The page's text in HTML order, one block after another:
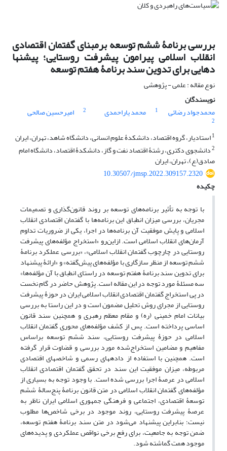
بررسی برنامۀ ششم توسعه برمبنای گفتمان اقتصادی
انقلاب اسلامی پیرامون پیشرفت روستایی؛ پیشنها
دهایی برای تدوین سند برنامۀ هفتم توسعه
نوع مقاله : علمی - پژوهشی
نویسندگان
محمدجواد رضائی
1 محمد یاراحمدی 2 امیرحسین صالحی
2
1استادیار، گروه اقتصاد، دانشکدۀ علوم انسانی، دانشگاه شاهد، تهران، ایران
2دانشجوی دکتری، رشتۀ اقتصاد نفت و گاز، دانشکدۀ اقتصاد، دانشگاه امام
صادق(ع)، تهران، ایران
10.30507/jmsp.2022.309157.2320
چکیده
با توجه به تأثیر برنامه‌های توسعه بر روند قانون‌گذاری و تصمیمات
مجریان، بررسی میزان انطباق این برنامه‌ها با گفتمان اقتصادی انقلاب
اسلامی و پایش موفقیت آن برنامه‏‌ها در اجرا، یکی از ضروریات تداوم
آرمان‌های انقلاب اسلامی است. ازاین‌رو «استخراج مؤلفه‌های پیشرفت
روستایی در چارچوب گفتمان انقلاب اسلامی»، «بررسی عملکرد برنامۀ
ششم توسعه از منظر سازگاری با مؤلفه‌های پیش‌گفته» و «ارائۀ پیشنهاد
برای تدوین سند برنامۀ هفتم توسعه در راستای انطباق با آن مؤلفه‌‎ها»
سه مسئلۀ مورد توجه در این مقاله است. پژوهش حاضر در گام نخست
در پی استخراج گفتمان اقتصادی انقلاب اسلامی ایران در حوزۀ پیشرفت
روستایی از مجرای روش تحلیل مضمون است و در این راستا به بررسی
بیانات امام خمینی (ره) و مقام معظم رهبری و همچنین سند قانون
اساسی پرداخته است. پس از کشف مؤلفه‌های محوری گفتمان انقلاب
اسلامی در حوزۀ پیشرفت روستایی، سند ششم توسعه براساس
مفاهیم و مضامین استخراج‌شده مورد بررسی و قضاوت قرار گرفته
است. همچنین با استفاده از داده‏های رسمی و شاخص‏های اقتصادی
مربوطه، میزان موفقیت این سند در تحقق گفتمان اقتصادی انقلاب
اسلامی در عرصۀ اجرا بررسی شده است. با وجود توجه به بسیاری از
مؤلفه‌های گفتمان انقلاب اسلامی در متن قانون برنامۀ پنج‌سالۀ ششم
توسعۀ اقتصادی، اجتماعی و فرهنگی جمهوری اسلامی ایران ناظر به
عرصۀ پیشرفت روستایی، روند موجود در برخی شاخص‌ها مطلوب
نیست؛ بنابراین پیشنهاد می‌شود در متن سند برنامۀ هفتم توسعه،
ضمن توجه به جامعیت، برای رفع برخی نواقص عملکردی و پدیده‌های
موجود همت گماشته شود.